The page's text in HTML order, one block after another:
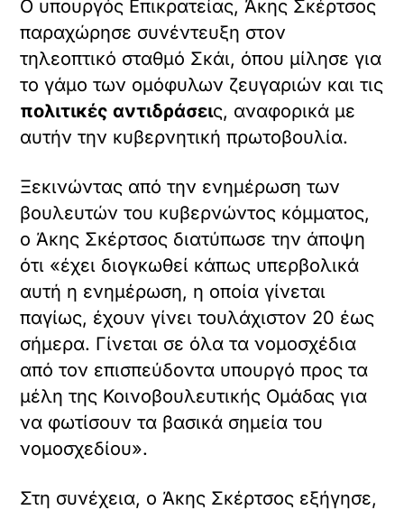
Ο υπουργός Επικρατείας, Άκης Σκέρτσος
παραχώρησε συνέντευξη στον
τηλεοπτικό σταθμό Σκάι, όπου μίλησε για
το γάμο των ομόφυλων ζευγαριών και τις
πολιτικές αντιδράσεις, αναφορικά με
αυτήν την κυβερνητική πρωτοβουλία.
Ξεκινώντας από την ενημέρωση των
βουλευτών του κυβερνώντος κόμματος,
ο Άκης Σκέρτσος διατύπωσε την άποψη
ότι «έχει διογκωθεί κάπως υπερβολικά
αυτή η ενημέρωση, η οποία γίνεται
παγίως, έχουν γίνει τουλάχιστον 20 έως
σήμερα. Γίνεται σε όλα τα νομοσχέδια
από τον επισπεύδοντα υπουργό προς τα
μέλη της Κοινοβουλευτικής Ομάδας για
να φωτίσουν τα βασικά σημεία του
νομοσχεδίου».
Στη συνέχεια, ο Άκης Σκέρτσος εξήγησε,